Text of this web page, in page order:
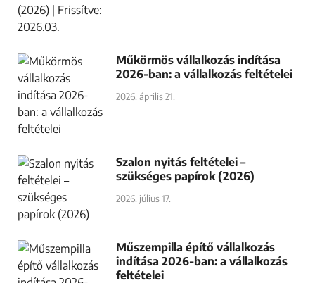
Műkörmös vállalkozás indítása
2026-ban: a vállalkozás feltételei
2026. április 21.
Szalon nyitás feltételei –
szükséges papírok (2026)
2026. július 17.
Műszempilla építő vállalkozás
indítása 2026-ban: a vállalkozás
feltételei